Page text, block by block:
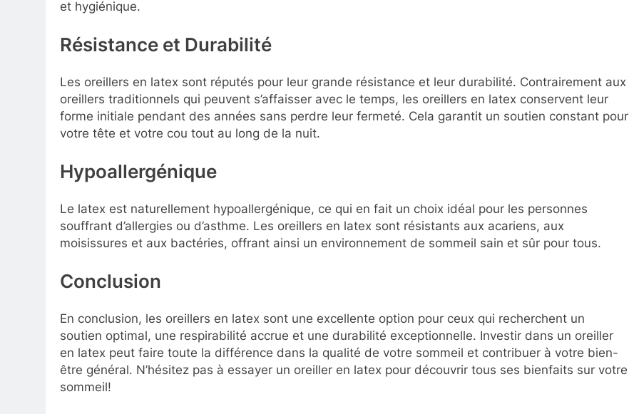
et hygiénique.
Résistance et Durabilité
Les oreillers en latex sont réputés pour leur grande résistance et leur durabilité. Contrairement aux
oreillers traditionnels qui peuvent s’affaisser avec le temps, les oreillers en latex conservent leur
forme initiale pendant des années sans perdre leur fermeté. Cela garantit un soutien constant pour
votre tête et votre cou tout au long de la nuit.
Hypoallergénique
Le latex est naturellement hypoallergénique, ce qui en fait un choix idéal pour les personnes
souffrant d’allergies ou d’asthme. Les oreillers en latex sont résistants aux acariens, aux
moisissures et aux bactéries, offrant ainsi un environnement de sommeil sain et sûr pour tous.
Conclusion
En conclusion, les oreillers en latex sont une excellente option pour ceux qui recherchent un
soutien optimal, une respirabilité accrue et une durabilité exceptionnelle. Investir dans un oreiller
en latex peut faire toute la différence dans la qualité de votre sommeil et contribuer à votre bien-
être général. N’hésitez pas à essayer un oreiller en latex pour découvrir tous ses bienfaits sur votre
sommeil!